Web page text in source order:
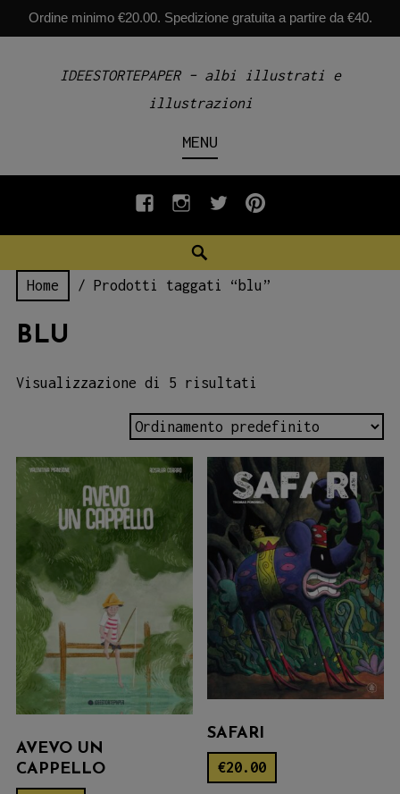
Ordine minimo €20.00. Spedizione gratuita a partire da €40.
IDEESTORTEPAPER – albi illustrati e
illustrazioni
MENU
fb INSTAGRAM
twiterpinterest
Home / Prodotti taggati “blu”
BLU
Visualizzazione di 5 risultati
AVEVO UN
CAPPELLO
SAFARI
€20.00